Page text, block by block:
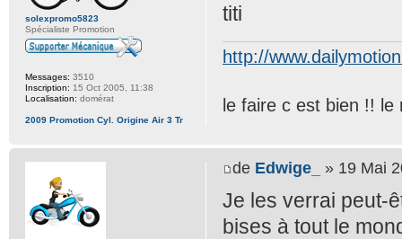
titi
http://
le faire c est bien !! le
solexpromo5823
Spécialiste Promotion
Messages: 3510
Inscription: 15 Oct 2005, 11:38
Localisation: domérat
2009 Promotion Cyl. Origine Air 3 Tr
de Edwige_ » 19 Mai
Je les verrai peut-
bises à tout le